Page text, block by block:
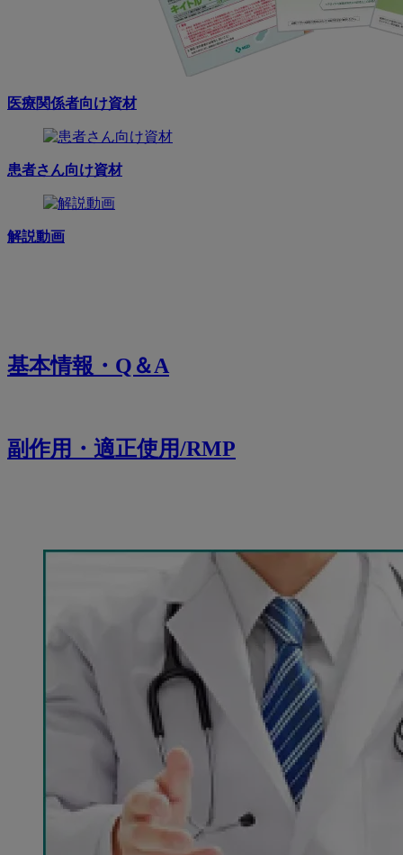
医療関係者向け資材
患者さん向け資材
解説動画
基本情報・Q＆A
副作用・適正使用/RMP